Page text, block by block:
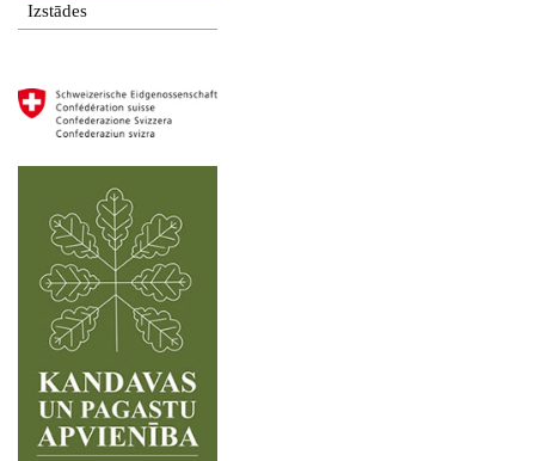
Izstādes